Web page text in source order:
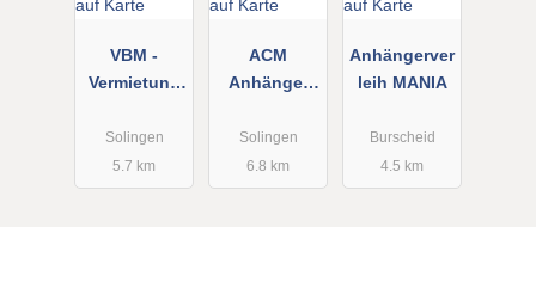
VBM -
Vermietung
Baugeräten
und
Maschinen
Solingen
5.7 km
ACM
Anhänger
Müller
Solingen
6.8 km
Anhängerver
leih MANIA
Burscheid
4.5 km